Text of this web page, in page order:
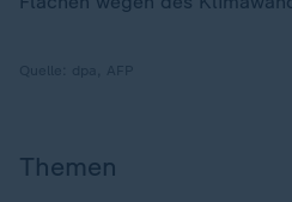
Themen